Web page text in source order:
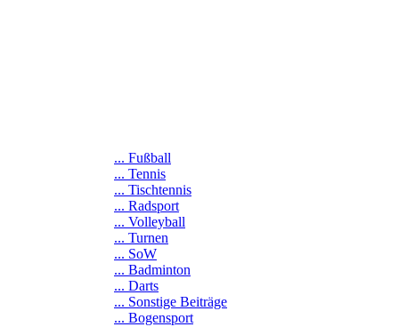
... Fußball
... Tennis
... Tischtennis
... Radsport
... Volleyball
... Turnen
... SoW
... Badminton
... Darts
... Sonstige Beiträge
... Bogensport